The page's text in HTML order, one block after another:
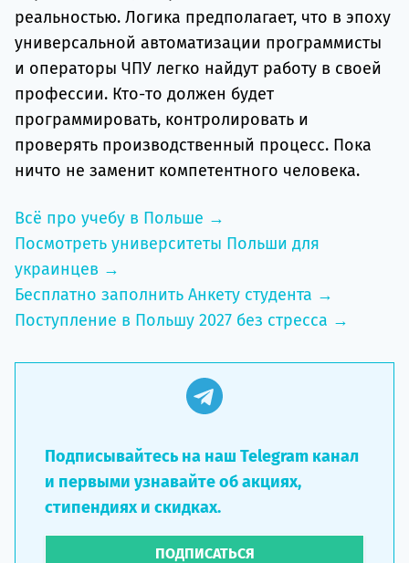
реальностью. Логика предполагает, что в эпоху
универсальной автоматизации программисты
и операторы ЧПУ легко найдут работу в своей
профессии. Кто-то должен будет
программировать, контролировать и
проверять производственный процесс. Пока
ничто не заменит компетентного человека.
Всё про учебу в Польше →
Посмотреть университеты Польши для
украинцев →
Бесплатно заполнить Анкету студента →
Поступление в Польшу 2027 без стресса →
Подписывайтесь на наш Telegram канал
и первыми узнавайте об акциях,
стипендиях и скидках.
ПОДПИСАТЬСЯ